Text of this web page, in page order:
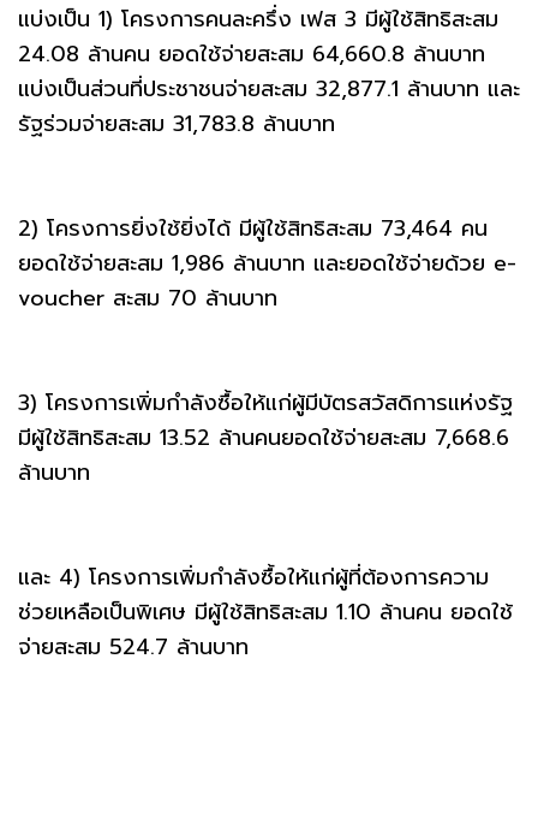
แบ่งเป็น 1) โครงการคนละครึ่ง เฟส 3 มีผู้ใช้สิทธิสะสม
24.08 ล้านคน ยอดใช้จ่ายสะสม 64,660.8 ล้านบาท
แบ่งเป็นส่วนที่ประชาชนจ่ายสะสม 32,877.1 ล้านบาท และ
รัฐร่วมจ่ายสะสม 31,783.8 ล้านบาท
2) โครงการยิ่งใช้ยิ่งได้ มีผู้ใช้สิทธิสะสม 73,464 คน
ยอดใช้จ่ายสะสม 1,986 ล้านบาท และยอดใช้จ่ายด้วย e-
voucher สะสม 70 ล้านบาท
3) โครงการเพิ่มกำลังซื้อให้แก่ผู้มีบัตรสวัสดิการแห่งรัฐ
มีผู้ใช้สิทธิสะสม 13.52 ล้านคนยอดใช้จ่ายสะสม 7,668.6
ล้านบาท
และ 4) โครงการเพิ่มกำลังซื้อให้แก่ผู้ที่ต้องการความ
ช่วยเหลือเป็นพิเศษ มีผู้ใช้สิทธิสะสม 1.10 ล้านคน ยอดใช้
จ่ายสะสม 524.7 ล้านบาท